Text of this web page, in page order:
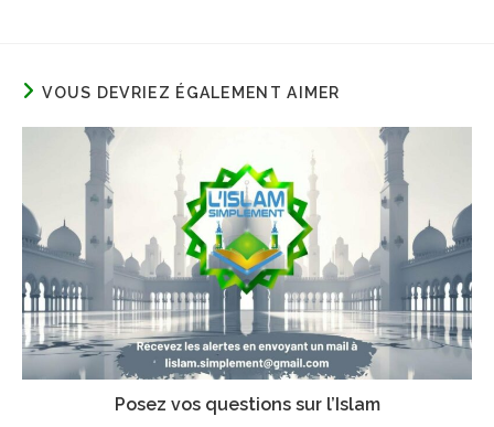
VOUS DEVRIEZ ÉGALEMENT AIMER
Posez vos questions sur l’Islam